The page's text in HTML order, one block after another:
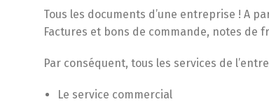
Tous les documents d’une entreprise ! A
Factures et bons de commande, notes de
Par conséquent, tous les services de
Le service commercial